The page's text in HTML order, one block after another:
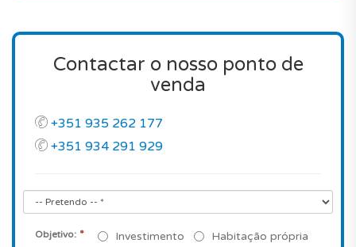
Contactar o nosso ponto de
venda
+351 935 262 177
+351 934 291 929
Objetivo: * Investimento Habitação própria